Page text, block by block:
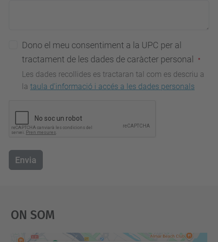
Dono el meu consentiment a la UPC per al
tractament de les dades de caràcter personal
Les dades recollides es tractaran tal com es descriu a
la taula d'informació i accés a les dades personals
Envia
On Som